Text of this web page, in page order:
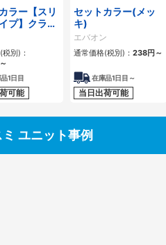
ラー【スリ
プ】クラン
付
別)：
～
1日目
可能
セットカラー(メッ
キ)
エバオン
通常価格(税別)： 238円～
在庫品1日目～
当日出荷可能
ユニット事例